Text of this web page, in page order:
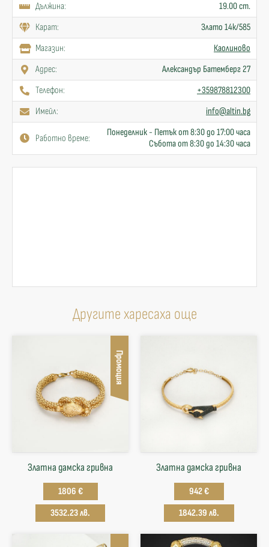
Дължина:
19.00 cm.
Карат:
Злато 14к/585
Mагазин:
Каолиново
Адрес:
Александър Батемберг 27
Телефон:
+359878812300
Имейл:
info@altin.bg
Работно време:
Понеделник - Петък от 8:30 до 17:00 часа
Събота от 8:30 до 14:30 часа
Другите харесаха още
Промоция
Златна дамска гривна
1806 €
3532.23 лв.
Златна дамска гривна
942 €
1842.39 лв.